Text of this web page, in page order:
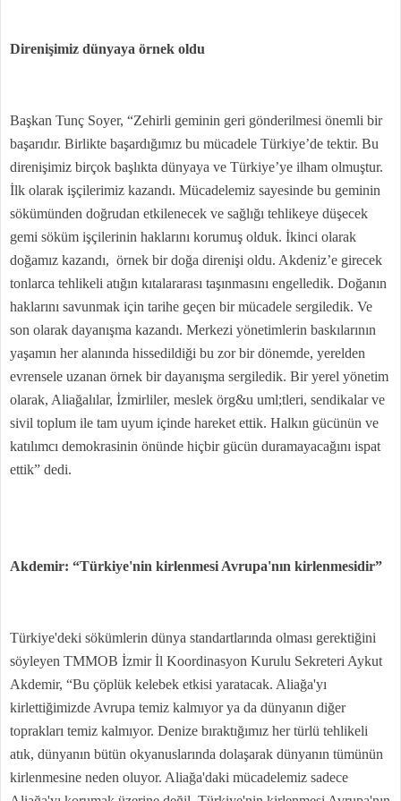
Direnişimiz dünyaya örnek oldu
Başkan Tunç Soyer, “Zehirli geminin geri gönderilmesi önemli bir
başarıdır. Birlikte başardığımız bu mücadele Türkiye’de tektir. Bu
direnişimiz birçok başlıkta dünyaya ve Türkiye’ye ilham olmuştur.
İlk olarak işçilerimiz kazandı. Mücadelemiz sayesinde bu geminin
sökümünden doğrudan etkilenecek ve sağlığı tehlikeye düşecek
gemi söküm işçilerinin haklarını korumuş olduk. İkinci olarak
doğamız kazandı, örnek bir doğa direnişi oldu. Akdeniz’e girecek
tonlarca tehlikeli atığın kıtalararası taşınmasını engelledik. Doğanın
haklarını savunmak için tarihe geçen bir mücadele sergiledik. Ve
son olarak dayanışma kazandı. Merkezi yönetimlerin baskılarının
yaşamın her alanında hissedildiği bu zor bir dönemde, yerelden
evrensele uzanan örnek bir dayanışma sergiledik. Bir yerel yönetim
olarak, Aliağalılar, İzmirliler, meslek örg&u uml;tleri, sendikalar ve
sivil toplum ile tam uyum içinde hareket ettik. Halkın gücünün ve
katılımcı demokrasinin önünde hiçbir gücün duramayacağını ispat
ettik” dedi.
Akdemir: “Türkiye'nin kirlenmesi Avrupa'nın kirlenmesidir”
Türkiye'deki sökümlerin dünya standartlarında olması gerektiğini
söyleyen TMMOB İzmir İl Koordinasyon Kurulu Sekreteri Aykut
Akdemir, “Bu çöplük kelebek etkisi yaratacak. Aliağa'yı
kirlettiğimizde Avrupa temiz kalmıyor ya da dünyanın diğer
toprakları temiz kalmıyor. Denize bıraktığımız her türlü tehlikeli
atık, dünyanın bütün okyanuslarında dolaşarak dünyanın tümünün
kirlenmesine neden oluyor. Aliağa'daki mücadelemiz sadece